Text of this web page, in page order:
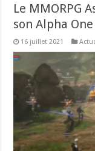
Le MMORPG
son Alpha One
16 juillet 2021